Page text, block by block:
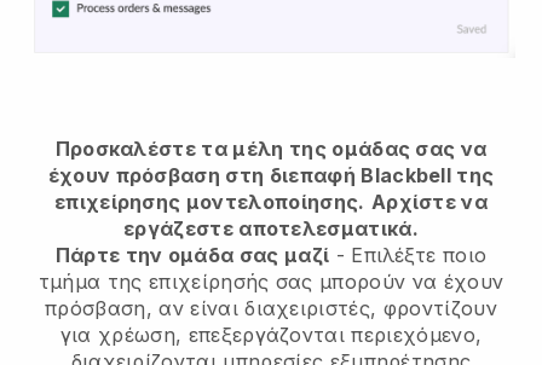
Προσκαλέστε τα μέλη της ομάδας σας να
έχουν πρόσβαση στη διεπαφή Blackbell της
επιχείρησης μοντελοποίησης. Αρχίστε να
εργάζεστε αποτελεσματικά.
Πάρτε την ομάδα σας μαζί - Επιλέξτε ποιο
τμήμα της επιχείρησής σας μπορούν να έχουν
πρόσβαση, αν είναι διαχειριστές, φροντίζουν
για χρέωση, επεξεργάζονται περιεχόμενο,